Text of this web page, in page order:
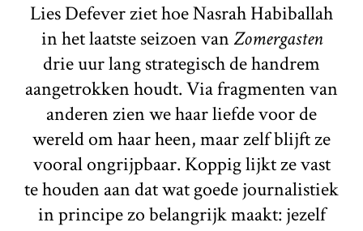
Lies Defever ziet hoe Nasrah Habiballah
in het laatste seizoen vanZomergasten
drie uur lang strategisch de handrem
aangetrokken houdt. Via fragmenten van
anderen zien we haar liefde voor de
wereld om haar heen, maar zelf blijft ze
vooral ongrijpbaar. Koppig lijkt ze vast
te houden aan dat wat goede journalistiek
in principe zo belangrijk maakt: jezelf